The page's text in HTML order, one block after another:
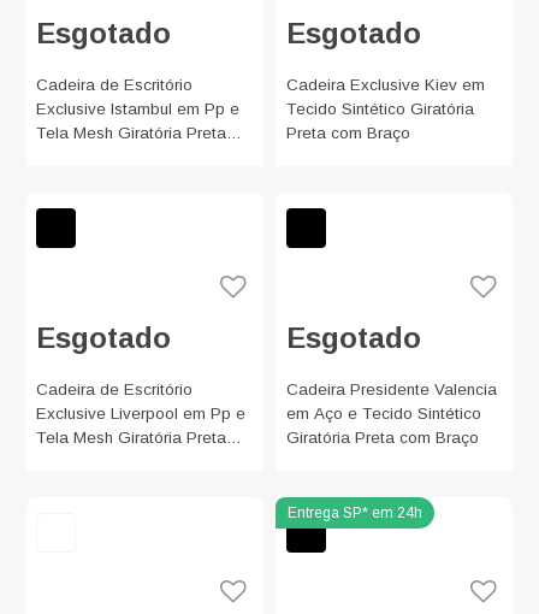
Esgotado
Cadeira de Escritório
Exclusive Istambul em Pp e
Tela Mesh Giratória Preta
Esgotado
Cadeira Exclusive Kiev em
Tecido Sintético Giratória
Preta com Braço
Esgotado
Cadeira de Escritório
Exclusive Liverpool em Pp e
Tela Mesh Giratória Preta
Esgotado
Cadeira Presidente Valencia
em Aço e Tecido Sintético
Giratória Preta com Braço